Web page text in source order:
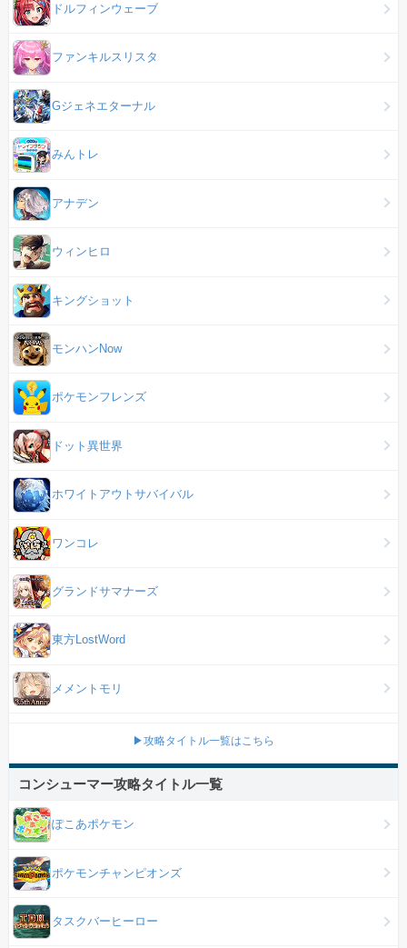
ドルフィンウェーブ
ファンキルスリスタ
Gジェネエターナル
みんトレ
アナデン
ウィンヒロ
キングショット
モンハンNow
ポケモンフレンズ
ドット異世界
ホワイトアウトサバイバル
ワンコレ
グランドサマナーズ
東方LostWord
メメントモリ
▶攻略タイトル一覧はこちら
コンシューマー攻略タイトル一覧
ぽこあポケモン
ポケモンチャンピオンズ
タスクバーヒーロー